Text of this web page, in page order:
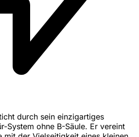
durch sein einzigartiges
System ohne B-Säule. Er vereint